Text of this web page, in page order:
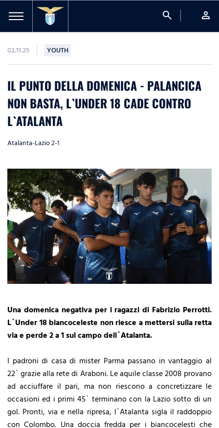
search person
02.11.25 YOUTH
IL PUNTO DELLA DOMENICA - PALANCICA
NON BASTA, L`UNDER 18 CADE CONTRO
L`ATALANTA
Atalanta-Lazio 2-1
Una domenica negativa per i ragazzi di Fabrizio Perrotti.
L`Under 18 biancoceleste non riesce a mettersi sulla retta
via e perde 2 a 1 sul campo dell`Atalanta.
I padroni di casa di mister Parma passano in vantaggio al
22` grazie alla rete di Araboni. Le aquile classe 2008 provano
ad acciuffare il pari, ma non riescono a concretizzare le
occasioni ed i primi 45` terminano con la Lazio sotto di un
gol. Pronti, via e nella ripresa, l`Atalanta sigla il raddoppio
con Colombo. Una doccia fredda per i biancocelesti che